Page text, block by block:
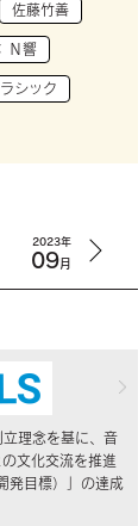
佐藤竹善
Ｎ響
シック
2023年
09月
理念を基に、音
文化交流を推進
発目標）」の達成